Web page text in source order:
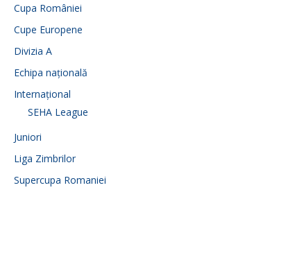
Cupa României
Cupe Europene
Divizia A
Echipa națională
Internațional
SEHA League
Juniori
Liga Zimbrilor
Supercupa Romaniei